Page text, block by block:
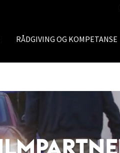
RÅDGIVING OG KOMPETANSE